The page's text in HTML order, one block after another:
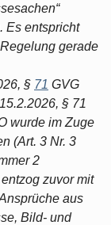
Es entspricht
gerade
§ 71 GVG
§ 71
wurde im Zuge
(Art. 3 Nr. 3
2
zuvor mit
aus
Bild- und